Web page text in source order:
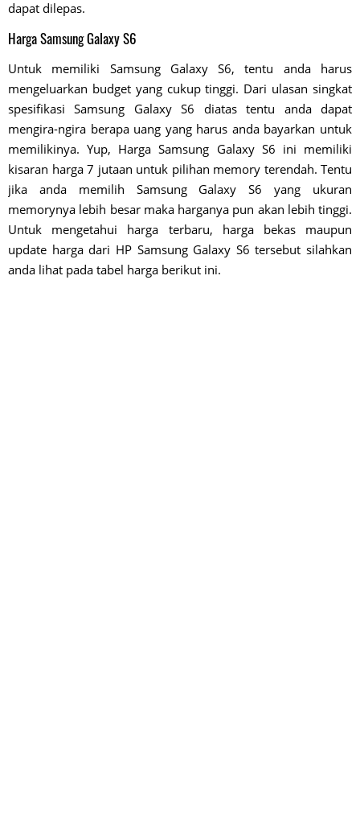
dapat dilepas.
Harga Samsung Galaxy S6
Untuk memiliki Samsung Galaxy S6, tentu anda harus
mengeluarkan budget yang cukup tinggi. Dari ulasan singkat
spesifikasi Samsung Galaxy S6 diatas tentu anda dapat
mengira-ngira berapa uang yang harus anda bayarkan untuk
memilikinya. Yup, Harga Samsung Galaxy S6 ini memiliki
kisaran harga 7 jutaan untuk pilihan memory terendah. Tentu
jika anda memilih Samsung Galaxy S6 yang ukuran
memorynya lebih besar maka harganya pun akan lebih tinggi.
Untuk mengetahui harga terbaru, harga bekas maupun
update harga dari HP Samsung Galaxy S6 tersebut silahkan
anda lihat pada tabel harga berikut ini.